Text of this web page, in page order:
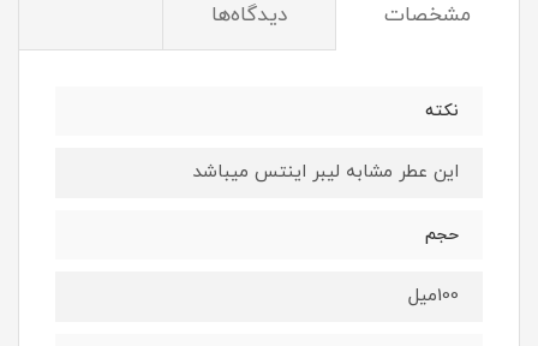
مشخصات دیدگاه‌ها
نكته
اين عطر مشابه ليبر اينتس ميباشد
حجم
100ميل